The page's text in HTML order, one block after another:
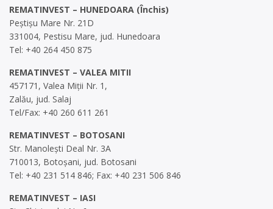
REMATINVEST – HUNEDOARA (Închis)
Peștișu Mare Nr. 21D
331004, Pestisu Mare, jud. Hunedoara
Tel: +40 264 450 875
REMATINVEST – VALEA MITII
457171, Valea Miții Nr. 1,
Zalău, jud. Salaj
Tel/Fax: +40 260 611 261
REMATINVEST – BOTOSANI
Str. Manolești Deal Nr. 3A
710013, Botoșani, jud. Botosani
Tel: +40 231 514 846; Fax: +40 231 506 846
REMATINVEST – IASI